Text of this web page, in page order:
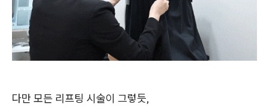
다만 모든 리프팅 시술이 그렇듯,